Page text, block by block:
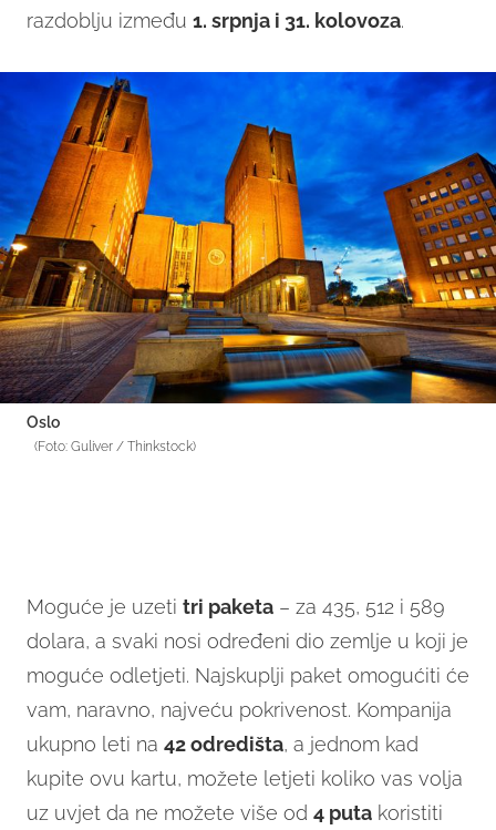
razdoblju između 1. srpnja i 31. kolovoza.
Oslo
(Foto: Guliver / Thinkstock)
Moguće je uzeti tri paketa – za 435, 512 i 589
dolara, a svaki nosi određeni dio zemlje u koji je
moguće odletjeti. Najskuplji paket omogućiti će
vam, naravno, najveću pokrivenost. Kompanija
ukupno leti na 42 odredišta, a jednom kad
kupite ovu kartu, možete letjeti koliko vas volja
uz uvjet da ne možete više od 4 puta koristiti